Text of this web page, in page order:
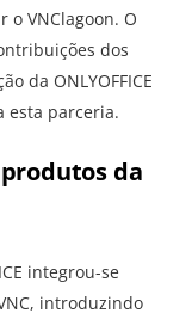
VNClagoon. O
dos
da ONLYOFFICE
esta parceria.
da
integrou-se
introduzindo